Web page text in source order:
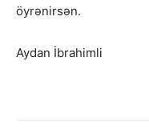
öyrənirsən.
Aydan İbrahimli